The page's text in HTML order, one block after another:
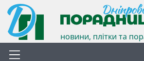
новини, плітки та